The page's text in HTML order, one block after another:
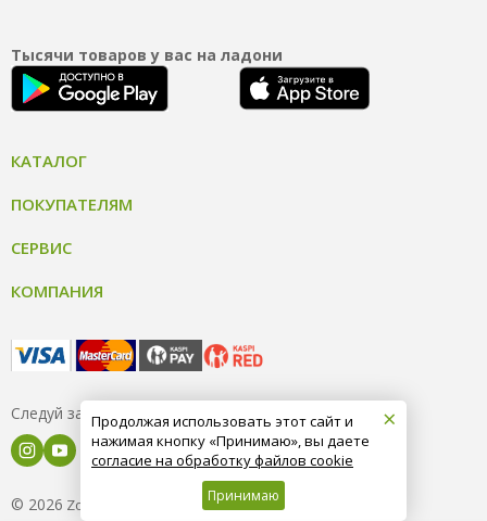
Тысячи товаров у вас на ладони
КАТАЛОГ
ПОКУПАТЕЛЯМ
СЕРВИС
КОМПАНИЯ
Следуй за нами
© 2026 ZooOptTorg.KZ 8 (800) 004-09-40
×
Продолжая использовать этот сайт и
нажимая кнопку «Принимаю», вы даете
согласие на обработку файлов cookie
Принимаю